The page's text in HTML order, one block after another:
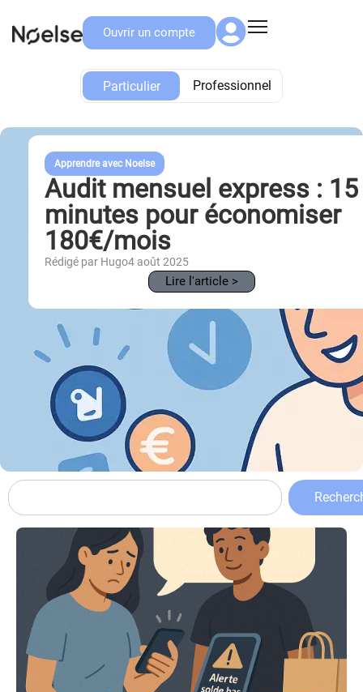
Ouvrir un compte
Particulier Professionnel
Particulier
Apprendre avec Noelse
Audit mensuel express : 15
minutes pour économiser
180€/mois
Rédigé par Hugo4 août 2025
Lire l'article >